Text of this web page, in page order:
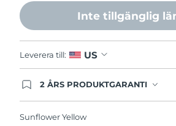
Inte tillgänglig
Leverera till: US
2 ÅRS PRODUKTGARANTI
utan extra kostnad om du får
Sunflower Yellow